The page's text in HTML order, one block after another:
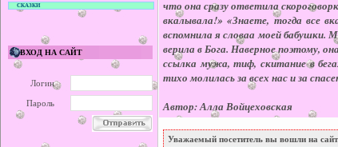
СКАЗКИ
ВХОД НА САЙТ
Логин
Пароль
что она сразу ответила
вкалывала!» «Знаете, тогда все
вспомнила я словаа моей бабушки.
верила в Бога. Наверное поэтому,
ссылка мужа, тиф, скитание в
тихо молилась за всех нас и за
Автор: Алла Войцеховская
Уважаемый посетитель вы вошли на